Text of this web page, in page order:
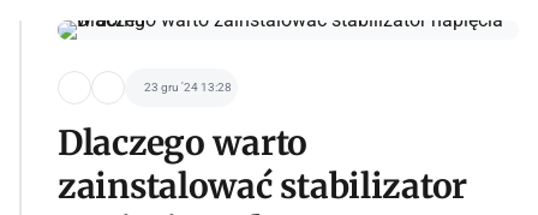
23 gru '24 13:28
Dlaczego warto
zainstalować stabilizator